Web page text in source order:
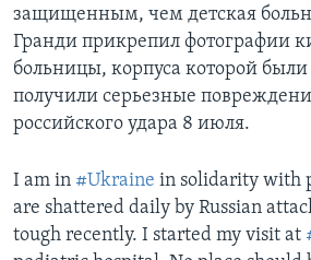
защищенным, чем детская
Гранди прикрепил фотографии
больницы, корпуса которой
получили серьезные
российского удара 8 июля.
I am in #Ukraine in solidarity with
are shattered daily by Russian
tough recently. I started my visit at